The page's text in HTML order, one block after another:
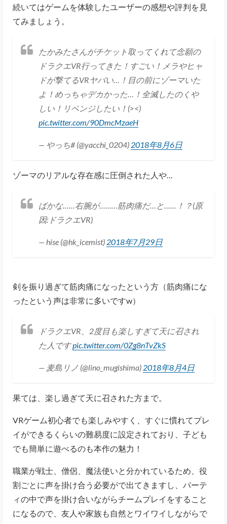
続いてはゲームを体験したユーザーの感想や評判を見
てみましょう。
たかみたさんがチケット取ってくれて念願の
ドラクエVR行ってきた！すごい！メラやヒャ
ドが撃てるVRヤバい…！目の前にゾーマいた
よ！めっちゃデカかった…！全滅したのくや
しい！リベンジしたい！(><)
pic.twitter.com/90DmcMzaeH
— やっち# (@yacchi_0204) 2018年8月6日
ゾーマのリアルな存在感に圧倒された人や…
ばかな……右腕が………筋肉痛だ…と……！？(原
因:ドラクエVR)
— hise (@hk_icemist) 2018年7月29日
剣を振り過ぎて筋肉痛になったという方（筋肉痛にな
ったという声は非常に多いですw）
ドラクエVR、2度目も楽しすぎて天に召され
た人ですpic.twitter.com/0Zg8nTvZkS
— 麦島リノ (@lino_mugishima) 2018年8月4日
果ては、楽し過ぎて天に召された方まで。
VRゲーム初心者でも楽しみやすく、すぐに慣れてプレ
イができるくらいの難易度に設定されており、子ども
でも簡単に遊べるのも本作の魅力！
職業が戦士、僧侶、魔法使いと分かれているため、役
割ごとに声を掛け合う必要がで出てきますし、 パーテ
ィの中で声を掛け合いながらチームプレイをすること
になるので、友人や家族も自然とワイワイしながらで